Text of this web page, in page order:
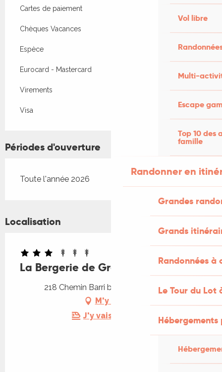
Vol libre
Multi-
Escape
Top 10 des
famille
Randonner en
Grandes
Grands
Randonnées
Le Tour du Lot
Cartes de paiement
Chèques Vacances
Espèce
Eurocard - Mastercard
Virements
Visa
Périodes d'ouverture
Toute l'année 2026
Localisation
La Bergerie de Gréalou
218 Chemin Barri bas, 46160 Gréalou
M'y rendre
J'y vais en train !